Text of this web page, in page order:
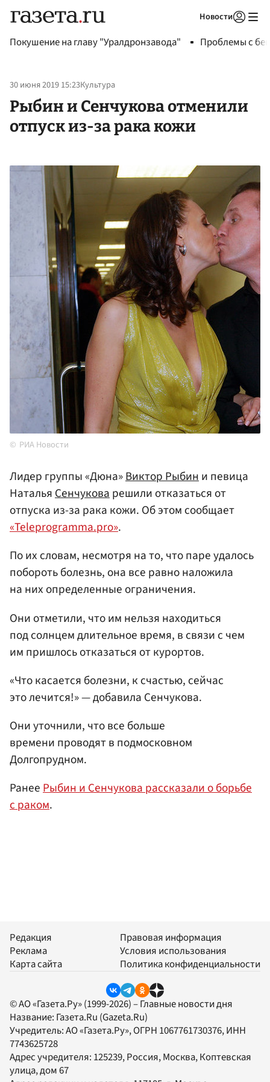
Новости
Покушение на главу "Уралдронзавода" Проблемы с
30 июня 2019 15:23Культура
Рыбин и Сенчукова отменили
отпуск из-за рака кожи
РИА Новости
Лидер группы «Дюна»Виктор Рыбини певица
НатальяСенчуковарешили отказаться от
отпуска из-за рака кожи. Об этом сообщает
«Teleprogramma.pro».
По их словам, несмотря на то, что паре удалось
побороть болезнь, она все равно наложила
на них определенные ограничения.
Они отметили, что им нельзя находиться
под солнцем длительное время, в связи с чем
им пришлось отказаться от курортов.
«Что касается болезни, к счастью, сейчас
это лечится!» — добавила Сенчукова.
Они уточнили, что все больше
времени проводят в подмосковном
Долгопрудном.
РанееРыбин и Сенчукова рассказали о борьбе
с раком.
Редакция
Реклама
Карта сайта
Правовая информация
Условия использования
Политика конфиденциальности
© АО «Газета.Ру» (1999-2026) – Главные новости дня
Название: Газета.Ru (Gazeta.Ru)
Учредитель:АО «Газета.Ру», ОГРН 1067761730376, ИНН
7743625728
Адрес учредителя: 125239, Россия, Москва, Коптевская
улица, дом 67